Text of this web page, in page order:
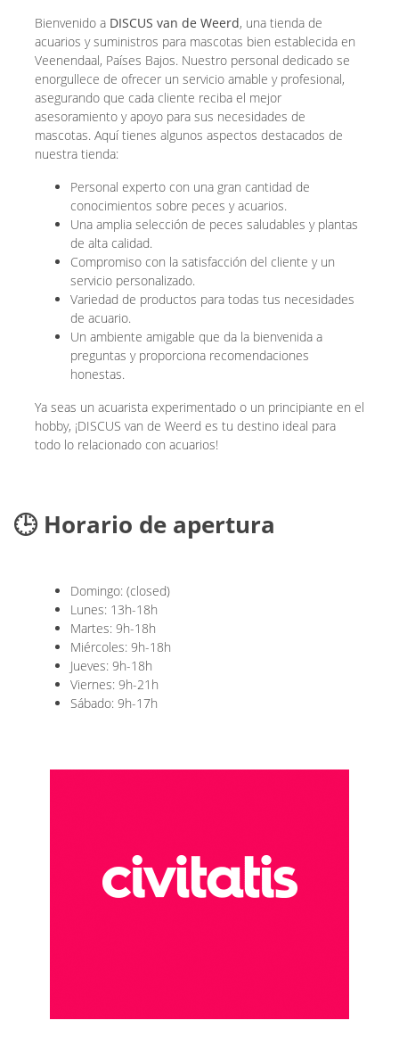
Bienvenido a DISCUS van de Weerd, una tienda de
acuarios y suministros para mascotas bien establecida en
Veenendaal, Países Bajos. Nuestro personal dedicado se
enorgullece de ofrecer un servicio amable y profesional,
asegurando que cada cliente reciba el mejor
asesoramiento y apoyo para sus necesidades de
mascotas. Aquí tienes algunos aspectos destacados de
nuestra tienda:
Personal experto con una gran cantidad de
conocimientos sobre peces y acuarios.
Una amplia selección de peces saludables y plantas
de alta calidad.
Compromiso con la satisfacción del cliente y un
servicio personalizado.
Variedad de productos para todas tus necesidades
de acuario.
Un ambiente amigable que da la bienvenida a
preguntas y proporciona recomendaciones
honestas.
Ya seas un acuarista experimentado o un principiante en el
hobby, ¡DISCUS van de Weerd es tu destino ideal para
todo lo relacionado con acuarios!
🕒 Horario de apertura
Domingo: (closed)
Lunes: 13h-18h
Martes: 9h-18h
Miércoles: 9h-18h
Jueves: 9h-18h
Viernes: 9h-21h
Sábado: 9h-17h